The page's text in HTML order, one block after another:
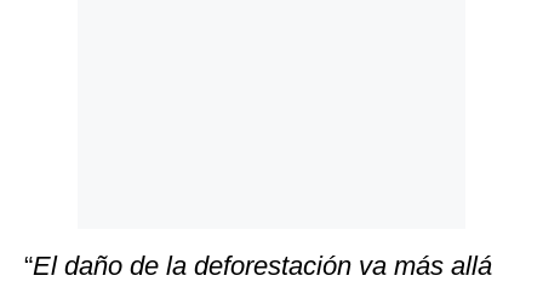
“El daño de la deforestación va más allá